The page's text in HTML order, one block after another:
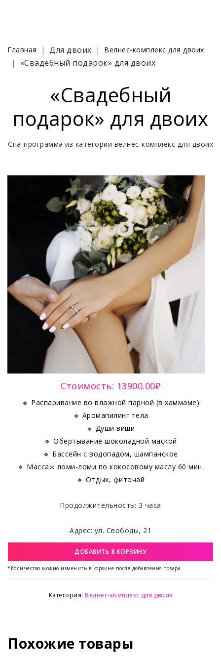
Главная Для двоих Велнес-комплекс для двоих
«Свадебный подарок» для двоих
«Свадебный
подарок» для двоих
Спа-программа из категории велнес-комплекс для двоих
Стоимость: 13900.00₽
🔹 Распаривание во влажной парной (в хаммаме)
🔹 Аромапилинг тела
🔹 Души виши
🔹 Обёртывание шоколадной маской
🔹 Бассейн с водопадом, шампанское
🔹 Массаж ломи-ломи по кокосовому маслу 60 мин.
🔹 Отдых, фиточай
Продолжительность: 3 часа
Адрес: ул. Свободы, 21
ДОБАВИТЬ В КОРЗИНУ
*Количество можно изменить в корзине после добавления товара
Категория: Велнес-комплекс для двоих
Похожие товары